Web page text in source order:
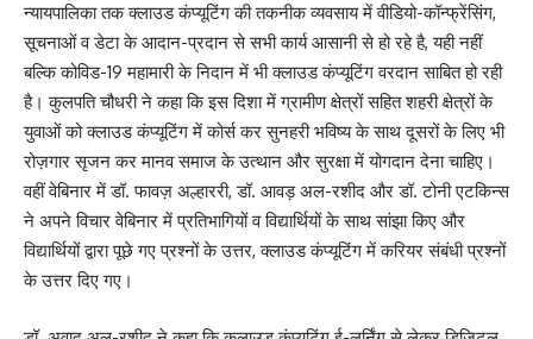
न्यायपालिका तक क्लाउड कंप्यूटिंग की तकनीक व्यवसाय में वीडियो-कॉन्फ्रेंसिंग,
सूचनाओं व डेटा के आदान-प्रदान से सभी कार्य आसानी से हो रहे है, यही नहीं
बल्कि कोविड-19 महामारी के निदान में भी क्लाउड कंप्यूटिंग वरदान साबित हो रही
है। कुलपति चौधरी ने कहा कि इस दिशा में ग्रामीण क्षेत्रों सहित शहरी क्षेत्रों के
युवाओं को क्लाउड कंप्यूटिंग में कोर्स कर सुनहरी भविष्य के साथ दूसरों के लिए भी
रोज़गार सृजन कर मानव समाज के उत्थान और सुरक्षा में योगदान देना चाहिए।
वहीं वेबिनार में डॉ. फावज़ अल्हाररी, डॉ. आवड़ अल-रशीद और डॉ. टोनी एटकिन्स
ने अपने विचार वेबिनार में प्रतिभागियों व विद्यार्थियों के साथ सांझा किए और
विद्यार्थियों द्वारा पूछे गए प्रश्नों के उत्तर, क्लाउड कंप्यूटिंग में करियर संबंधी प्रश्नों
के उत्तर दिए गए।